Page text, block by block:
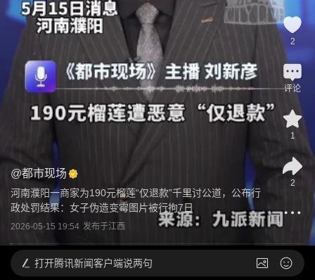
@都市现场
河南濮阳一商家为190元榴莲“仅退款”千里讨公道，公布行
政处罚结果：女子伪造变霉图片被行拘7日
2026-05-15 19:54 发布于江西
2
评论
1
2
打开腾讯新闻客户端说两句